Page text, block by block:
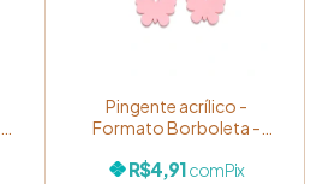
Pingente acrílico -
Formato Borboleta -
com 05 unidades
R$4,91comPix